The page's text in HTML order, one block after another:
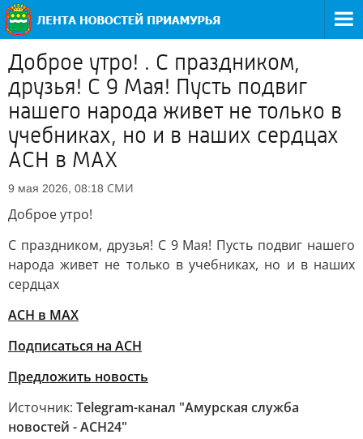
Доброе утро! . С праздником,
друзья! С 9 Мая! Пусть подвиг
нашего народа живет не только в
учебниках, но и в наших сердцах
АСН в MAX
9 мая 2026, 08:18 СМИ
Доброе утро!
С праздником, друзья! С 9 Мая! Пусть подвиг нашего
народа живет не только в учебниках, но и в наших
сердцах
АСН в MAX
Подписаться на АСН
Предложить новость
Источник: Telegram-канал "Амурская служба
новостей - АСН24"